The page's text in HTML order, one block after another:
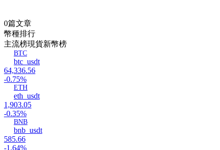
0篇文章
幣種排行
主流榜現貨新幣榜
BTC
btc_usdt
64,336.56
-0.75%
ETH
eth_usdt
1,903.05
-0.35%
BNB
bnb_usdt
585.66
-1.64%